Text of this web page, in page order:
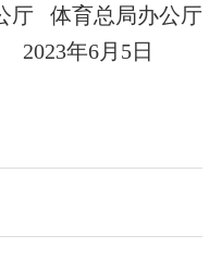
厅
体育总局办公厅
2023年6月 5日